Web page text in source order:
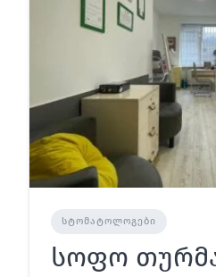
ᲡᲢᲝᲛᲐᲢᲝᲚᲝᲒᲔᲑᲘ
სოფო